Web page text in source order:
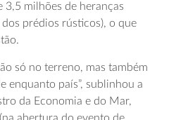
3,5 milhões de heranças
prédios rústicos), o que
só no terreno, mas também
enquanto país”, sublinhou a
da Economia e do Mar,